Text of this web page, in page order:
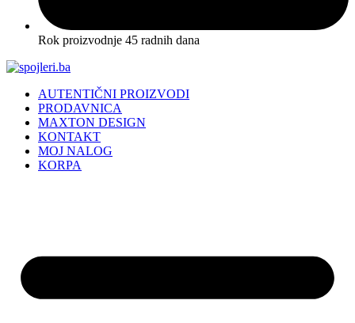
Rok proizvodnje 45 radnih dana
AUTENTIČNI PROIZVODI
PRODAVNICA
MAXTON DESIGN
KONTAKT
MOJ NALOG
KORPA